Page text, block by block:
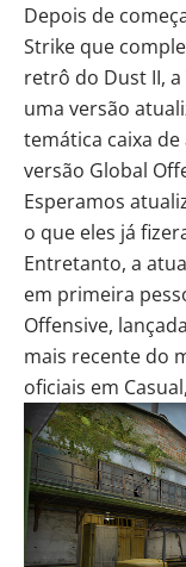
Depois de
Strike que
retrô do Dust II, a
uma versão
temática caixa
versão Global
Esperamos
o que eles já
Entretanto, a
em primeira
Offensive,
mais recente do
oficiais em